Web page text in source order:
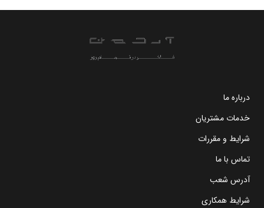
درباره ما
خدمات مشتریان
شرایط و مقررات
تماس با ما
آدرس شعب
شرایط همکاری